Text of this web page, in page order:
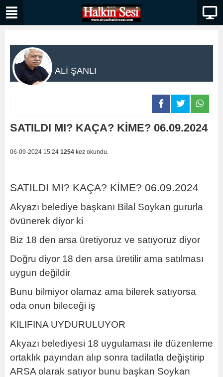
ALİ ŞANLI
SATILDI MI? KAÇA? KİME? 06.09.2024
06-09-2024 15:24 1254 kez okundu.
SATILDI MI? KAÇA? KİME? 06.09.2024
Akyazı belediye başkanı Bilal Soykan gururla
övünerek diyor ki
Biz 18 den arsa üretiyoruz ve satıyoruz diyor
Doğru diyor 18 den arsa üretilir ama satılması
uygun değildir
Bunu bilmiyor olamaz ama bilerek satıyorsa
oda onun bileceği iş
KILIFINA UYDURULUYOR
Akyazı belediyesi 18 uygulaması ile düzenleme
ortaklık payından alıp sonra tadilatla değiştirip
ARSA olarak satıyor bunu başkan Soykan